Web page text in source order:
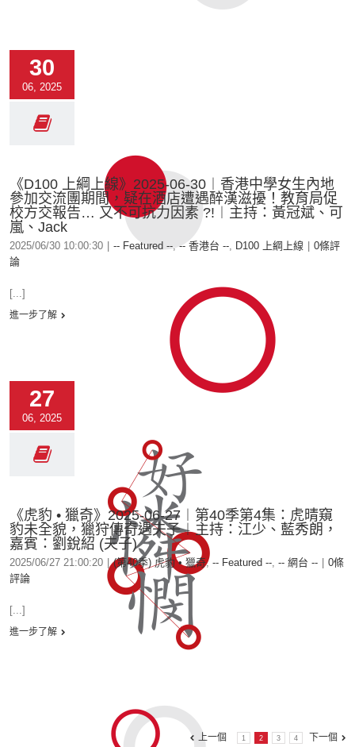
30
06, 2025
《D100 上綱上線》2025-06-30︱香港中學女生內地
參加交流團期間，疑在酒店遭遇醉漢滋擾！教育局促
校方交報告… 又不可抗力因素 ?!︱主持：黃冠斌、可
嵐、Jack
2025/06/30 10:00:30 -- Featured --,-- 香港台 --, D100 上綱上線
0條評
論
[...]
進一步了解
27
06, 2025
《虎豹 • 獵奇》2025-06-27︱第40季第4集：虎晴窺
豹未全貌，獵狩傳奇遇夫子︱主持：江少、藍秀朗，
嘉賓：劉銳紹 (夫子)
2025/06/27 21:00:20 (第40季) 虎豹 • 獵奇, -- Featured --, -- 網台 --
0條
評論
[...]
進一步了解
上一個 1 2 3 4 下一個